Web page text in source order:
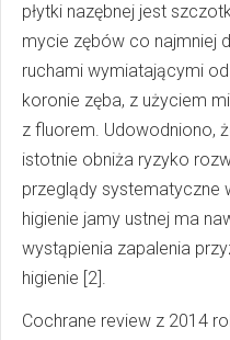
płytki nazębnej jest
mycie zębów co najmniej
ruchami wymiatającymi
koronie zęba, z użyciem
z fluorem. Udowodniono,
istotnie obniża ryzyko
przeglądy systematyczne
higienie jamy ustnej ma
wystąpienia zapalenia
higienie [2].
Cochrane review z 2014